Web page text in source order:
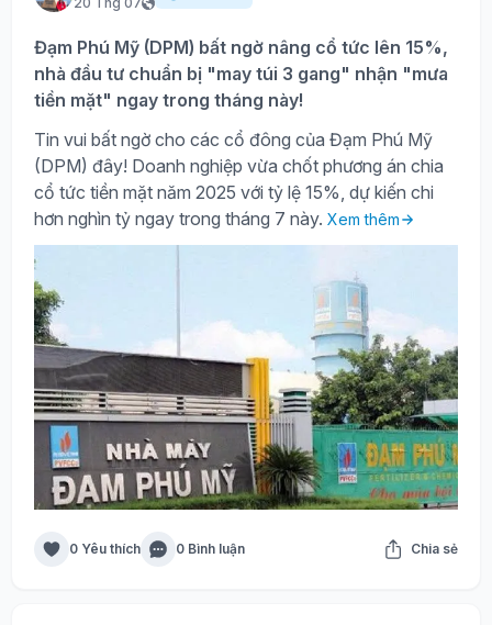
Đạm Phú Mỹ (DPM) bất ngờ nâng cổ tức lên 15%,
nhà đầu tư chuẩn bị "may túi 3 gang" nhận "mưa
tiền mặt" ngay trong tháng này!
Tin vui bất ngờ cho các cổ đông của Đạm Phú Mỹ
(DPM) đây! Doanh nghiệp vừa chốt phương án chia
cổ tức tiền mặt năm 2025 với tỷ lệ 15%, dự kiến chi
hơn nghìn tỷ ngay trong tháng 7 này. Xem thêm
0 Yêu thích 0 Bình luận Chia sẻ